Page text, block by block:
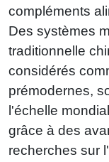
compléments
Des systèmes
traditionnelle
considérés
prémodernes,
l'échelle
grâce à des
recherches sur